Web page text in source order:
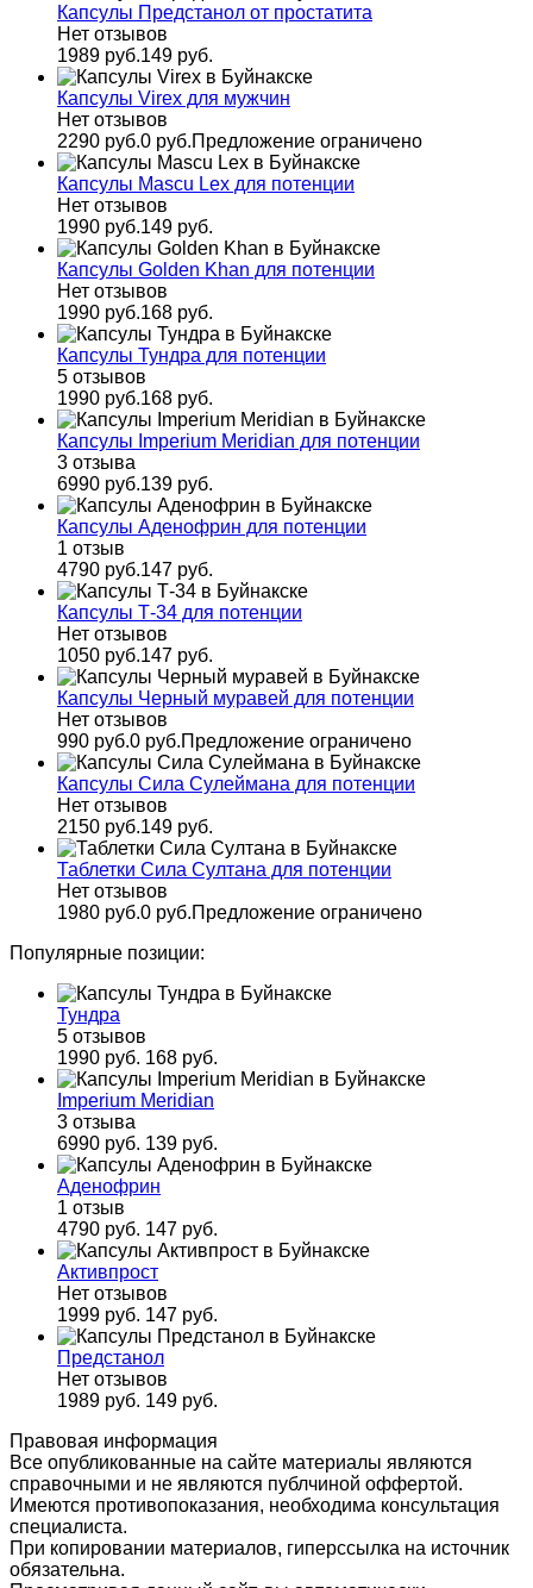
Капсулы Предстанол от простатита
Нет отзывов
1989 руб.149 руб.
Капсулы Virex для мужчин
Нет отзывов
2290 руб.0 руб.Предложение ограничено
Капсулы Mascu Lex для потенции
Нет отзывов
1990 руб.149 руб.
Капсулы Golden Khan для потенции
Нет отзывов
1990 руб.168 руб.
Капсулы Тундра для потенции
5 отзывов
1990 руб.168 руб.
Капсулы Imperium Meridian для потенции
3 отзыва
6990 руб.139 руб.
Капсулы Аденофрин для потенции
1 отзыв
4790 руб.147 руб.
Капсулы Т-34 для потенции
Нет отзывов
1050 руб.147 руб.
Капсулы Черный муравей для потенции
Нет отзывов
990 руб.0 руб.Предложение ограничено
Капсулы Сила Сулеймана для потенции
Нет отзывов
2150 руб.149 руб.
Таблетки Сила Султана для потенции
Нет отзывов
1980 руб.0 руб.Предложение ограничено
Популярные позиции:
Тундра
5 отзывов
1990 руб. 168 руб.
Imperium Meridian
3 отзыва
6990 руб. 139 руб.
Аденофрин
1 отзыв
4790 руб. 147 руб.
Активпрост
Нет отзывов
1999 руб. 147 руб.
Предстанол
Нет отзывов
1989 руб. 149 руб.
Правовая информация
Все опубликованные на сайте материалы являются
справочными и не являются публчиной оффертой.
Имеются противопоказания, необходима консультация
специалиста.
При копировании материалов, гиперссылка на источник
обязательна.